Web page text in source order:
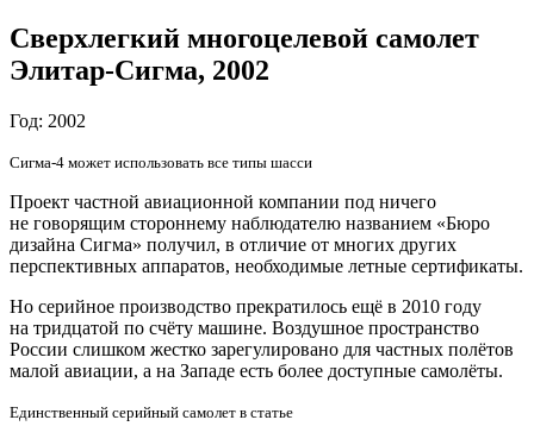
Сверхлегкий многоцелевой самолет
Элитар-Сигма, 2002
Год: 2002
Сигма-4 может использовать все типы шасси
Проект частной авиационной компании под ничего
не говорящим стороннему наблюдателю названием «Бюро
дизайна Сигма» получил, в отличие от многих других
перспективных аппаратов, необходимые летные сертификаты.
Но серийное производство прекратилось ещё в 2010 году
на тридцатой по счёту машине. Воздушное пространство
России слишком жестко зарегулировано для частных полётов
малой авиации, а на Западе есть более доступные самолёты.
Единственный серийный самолет в статье